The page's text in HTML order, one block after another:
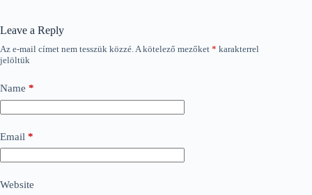
Leave a Reply
Az e-mail címet nem tesszük közzé.A kötelező mezőket * karakterrel
jelöltük
Name *
Email *
Website